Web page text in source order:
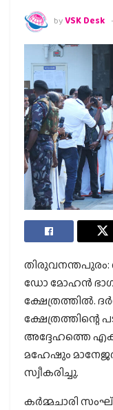
byVSK Desk
ഡോ മോഹന്‍
ക്ഷേത്രത്തില്‍.
ക്ഷേത്രത്തിന്റെ
അദ്ദേഹത്തെ
മഹേഷും
സ്വീകരിച്ചു.
കര്‍മ്മചാരി